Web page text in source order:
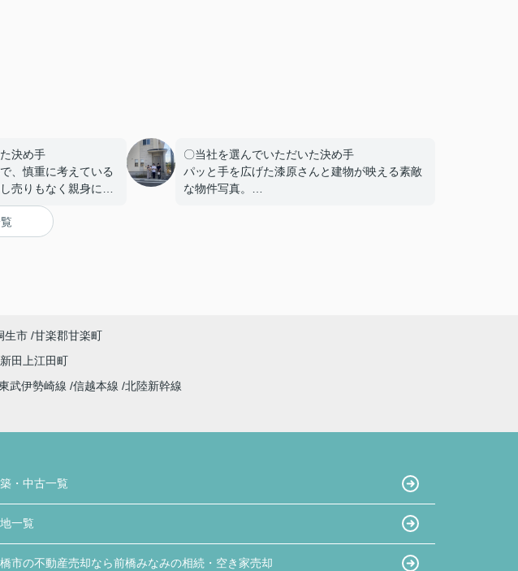
決め手
、慎重に考えている
売りもなく親身にな
たこと。
やすく丁寧に説明を
、もっとこうして欲
報告ができました。
ことがなく、緊急性
状況に応じてやるこ
き助かりました。
に対しても、みなみ
〇当社を選んでいただいた決め手
パッと手を広げた漆原さんと建物が映える素敵
な物件写真。
生市 甘楽郡甘楽町
新田上江田町
武伊勢崎線 信越本線 北陸新幹線
・中古一覧
一覧
市の不動産売却なら前橋みなみの相続・空き家売却